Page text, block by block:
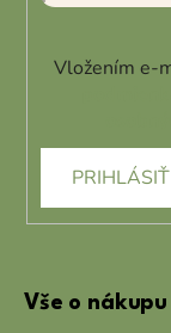
Vložením e-
Vše o nákupu